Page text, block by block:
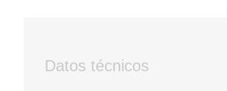
Datos técnicos